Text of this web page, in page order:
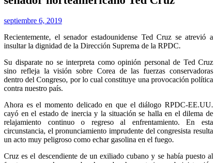
septiembre 6, 2019
Recientemente, el senador estadounidense Ted Cruz se atrevió a
insultar la dignidad de la Dirección Suprema de la RPDC.
Su disparate no se interpreta como opinión personal de Ted Cruz
sino refleja la visión sobre Corea de las fuerzas conservadoras
dentro del Congreso, por lo cual constituye una provocación política
contra nuestro país.
Ahora es el momento delicado en que el diálogo RPDC-EE.UU.
cayó en el estado de inercia y la situación se halla en el dilema de
relajamiento continuo o regreso al enfrentamiento. En esta
circunstancia, el pronunciamiento imprudente del congresista resulta
un acto muy peligroso como echar gasolina en el fuego.
Cruz es el descendiente de un exiliado cubano y se había puesto al